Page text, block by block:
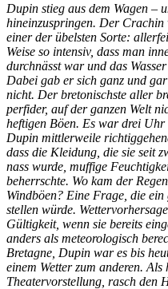
Dupin stieg aus dem Wagen –
hineinzuspringen. Der Crachin
einer der übelsten Sorte:
Weise so intensiv, dass man
durchnässt war und das
Dabei gab er sich ganz und
nicht. Der bretonischste aller
perfider, auf der ganzen Welt
heftigen Böen. Es war drei
Dupin mittlerweile
dass die Kleidung, die sie seit
nass wurde, muffige
beherrschte. Wo kam der
Windböen? Eine Frage, die
stellen würde.
Gültigkeit, wenn sie bereits
anders als meteorologisch
Bretagne, Dupin war es bis
einem Wetter zum anderen.
Theatervorstellung, rasch den